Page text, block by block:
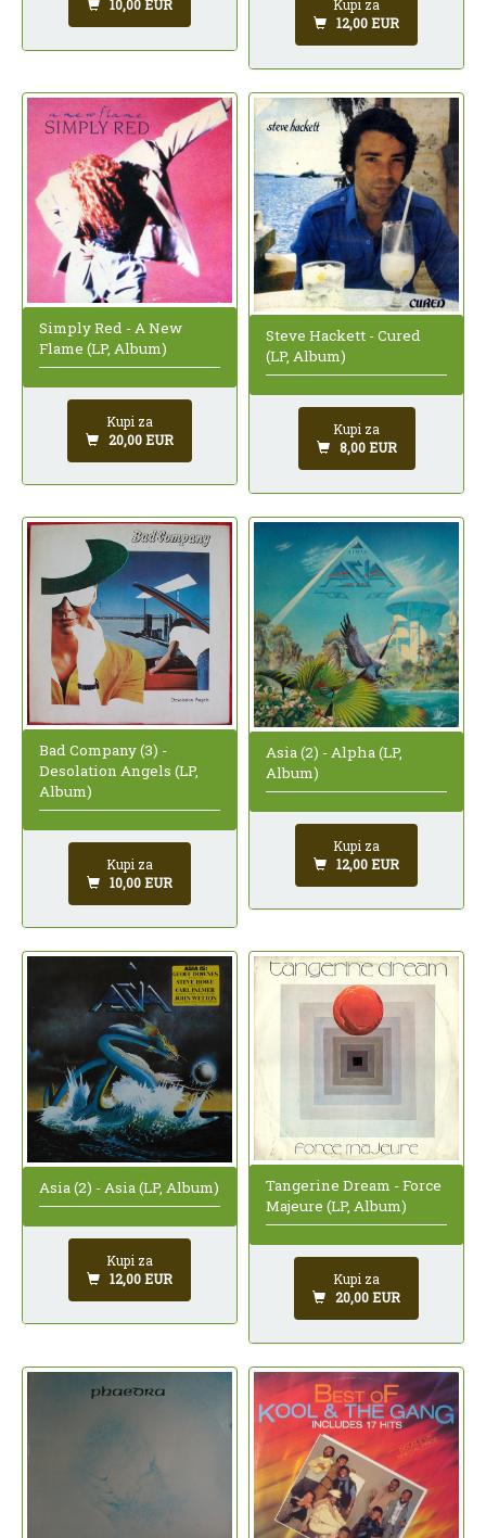
10,00 EUR
Kupi za
12,00 EUR
Simply Red - A New
Flame (LP, Album)
Kupi za
20,00 EUR
Steve Hackett - Cured
(LP, Album)
Kupi za
8,00 EUR
Bad Company (3) -
Desolation Angels (LP,
Album)
Kupi za
10,00 EUR
Asia (2) - Alpha (LP,
Album)
Kupi za
12,00 EUR
Asia (2) - Asia (LP, Album)
Kupi za
12,00 EUR
Tangerine Dream - Force
Majeure (LP, Album)
Kupi za
20,00 EUR